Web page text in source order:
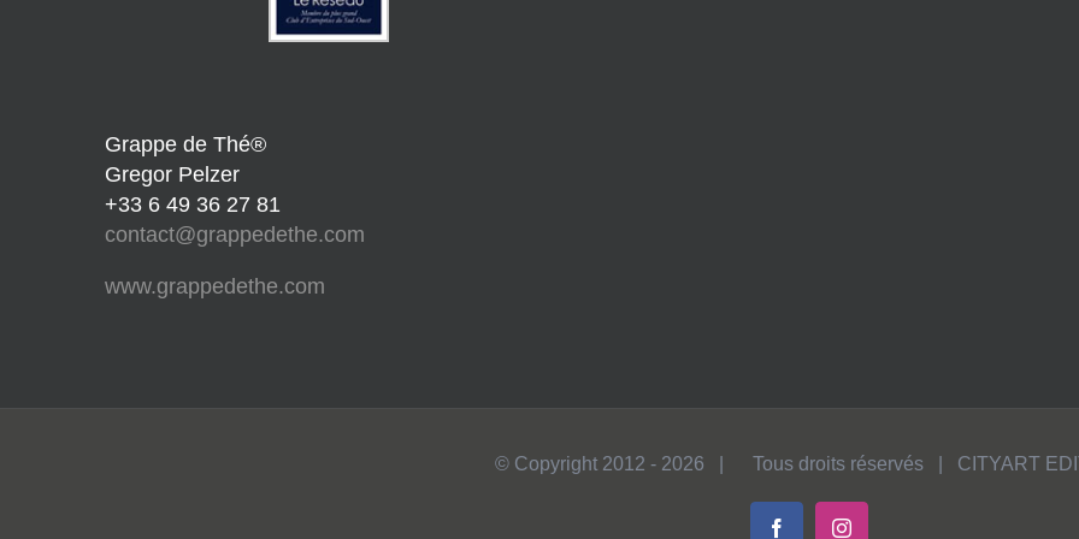
Grappe de Thé®
Gregor Pelzer
+33 6 49 36 27 81
contact@grappedethe.com
www.grappedethe.com
© Copyright 2012 - 2026 | Tous droits réservés | CITYART